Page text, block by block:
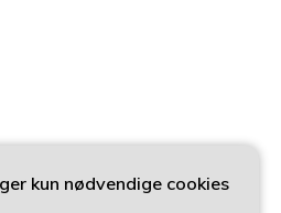
kun nødvendige cookies